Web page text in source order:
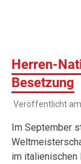
Herren-
Besetzung
Veröffentlicht am
Im September
im italienischen